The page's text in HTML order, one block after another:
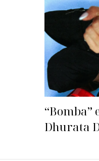
“Bomba”
Dhurata